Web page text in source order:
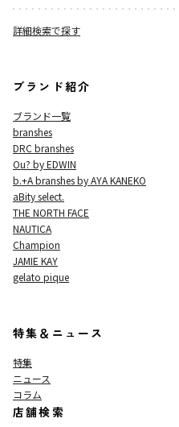
詳細検索で探す
ブランド紹介
ブランド一覧
branshes
DRC branshes
Ou? by EDWIN
b.+A branshes by AYA KANEKO
aBity select.
THE NORTH FACE
NAUTICA
Champion
JAMIE KAY
gelato pique
特集＆ニュース
特集
ニュース
コラム
店舗検索